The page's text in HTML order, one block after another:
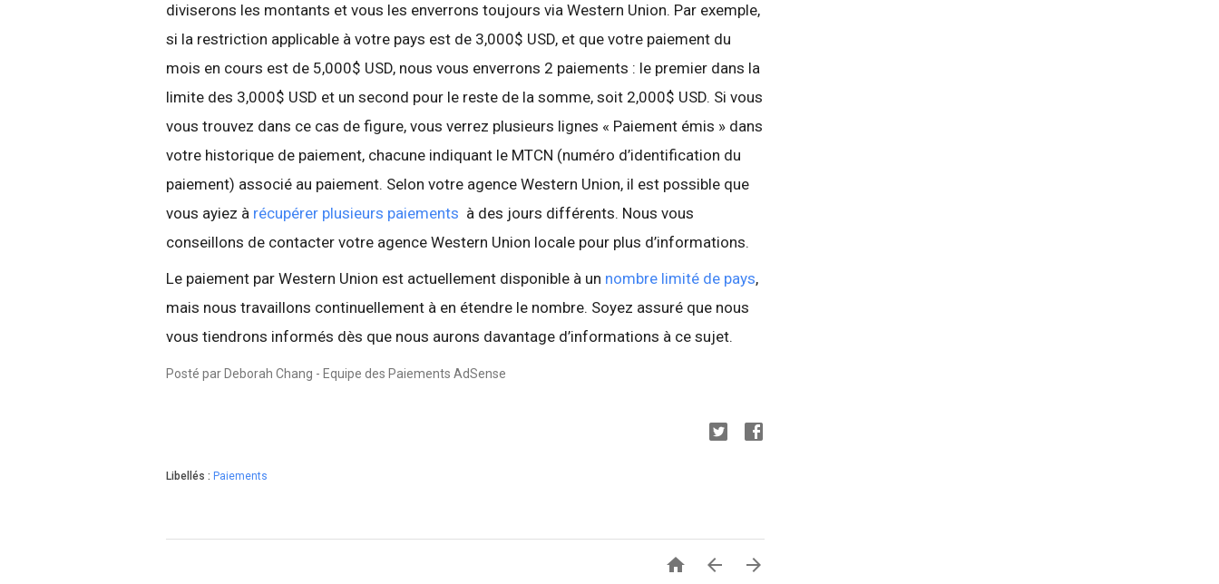
diviserons les montants et vous les enverrons toujours via Western Union. Par exemple,
si la restriction applicable à votre pays est de 3,000$ USD, et que votre paiement du
mois en cours est de 5,000$ USD, nous vous enverrons 2 paiements : le premier dans la
limite des 3,000$ USD et un second pour le reste de la somme, soit 2,000$ USD. Si vous
vous trouvez dans ce cas de figure, vous verrez plusieurs lignes « Paiement émis » dans
votre historique de paiement, chacune indiquant le MTCN (numéro d’identification du
paiement) associé au paiement. Selon votre agence Western Union, il est possible que
vous ayiez à récupérer plusieurs paiements à des jours différents. Nous vous
conseillons de contacter votre agence Western Union locale pour plus d’informations.
Le paiement par Western Union est actuellement disponible à un nombre limité de pays,
mais nous travaillons continuellement à en étendre le nombre. Soyez assuré que nous
vous tiendrons informés dès que nous aurons davantage d’informations à ce sujet.
Posté par Deborah Chang - Equipe des Paiements AdSense
Libellés : Paiements
  